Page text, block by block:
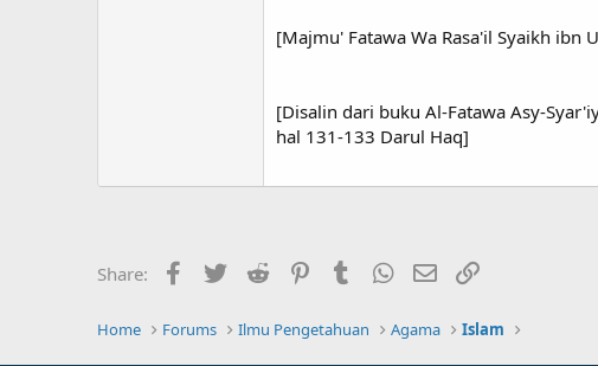
[Majmu' Fatawa Wa Rasa'il Syaikh ibn
[Disalin dari buku Al-Fatawa Asy-
hal 131-133 Darul Haq]
Share: Facebook
Twitter Reddit PinterestTumblrWhatsApp
Email
Home Forums Ilmu Pengetahuan Agama Islam